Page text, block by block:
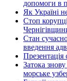
допомоги в
Як Україні
Стоп
Стан
введення
Презентація
Затока
морське